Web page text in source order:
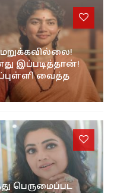
இப்படித்தான்!
வைத்த
பெருமைப்பட